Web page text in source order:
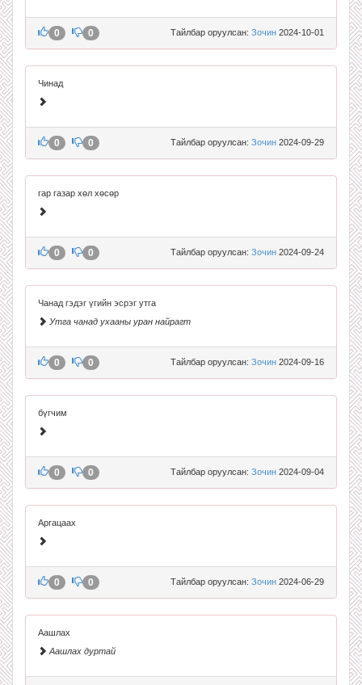
Тайлбар оруулсан: Зочин 2024-10-01
0 0
Чинад
Тайлбар оруулсан: Зочин 2024-09-29
0 0
гар газар хөл хөсөр
Тайлбар оруулсан: Зочин 2024-09-24
0 0
Чанад гэдэг үгийн эсрэг утга
Утга чанад ухааны уран найрагт
Тайлбар оруулсан: Зочин 2024-09-16
0 0
бүгчим
Тайлбар оруулсан: Зочин 2024-09-04
0 0
Аргацаах
Тайлбар оруулсан: Зочин 2024-06-29
0 0
Аашлах
Аашлах дуртай